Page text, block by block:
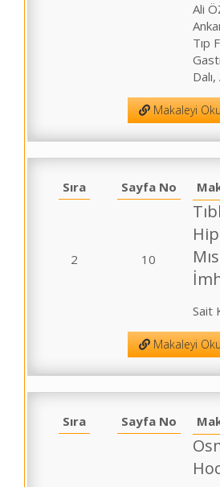
Ali
Tıp
Makaleyi
Sıra Sayfa No
2 10
Sait
Makaleyi
Sıra Sayfa No